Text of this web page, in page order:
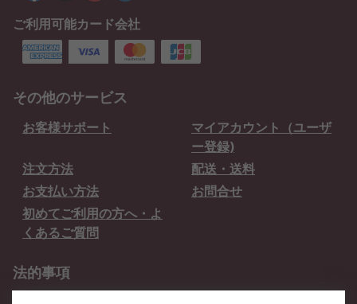
ご利用可能カード会社
その他のサービス
お客様サポート
マイアカウント（ユーザ
ー登録)
注文方法
配送・送料
お支払い方法
お問合せ
初めてご利用の方へ・よ
くあるご質問
法的事項